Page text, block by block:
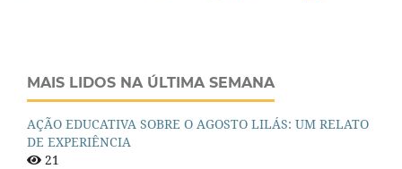
MAIS LIDOS NA ÚLTIMA SEMANA
AÇÃO EDUCATIVA SOBRE O AGOSTO LILÁS: UM RELATO
DE EXPERIÊNCIA
21